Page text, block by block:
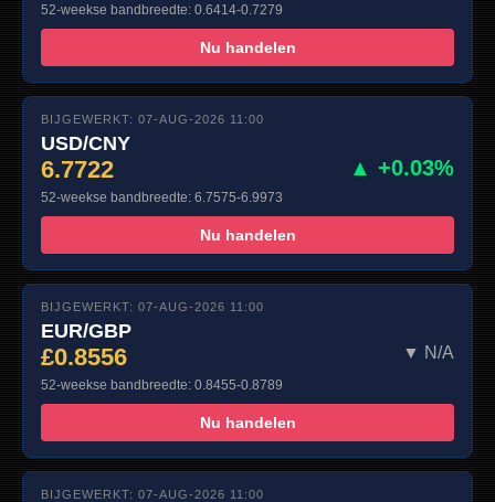
52-weekse bandbreedte: 0.6414-0.7279
Nu handelen
BIJGEWERKT: 07-AUG-2026 11:00
USD/CNY
6.7722 ▲ +0.03%
52-weekse bandbreedte: 6.7575-6.9973
Nu handelen
BIJGEWERKT: 07-AUG-2026 11:00
EUR/GBP
£0.8556 ▼ N/A
52-weekse bandbreedte: 0.8455-0.8789
Nu handelen
BIJGEWERKT: 07-AUG-2026 11:00